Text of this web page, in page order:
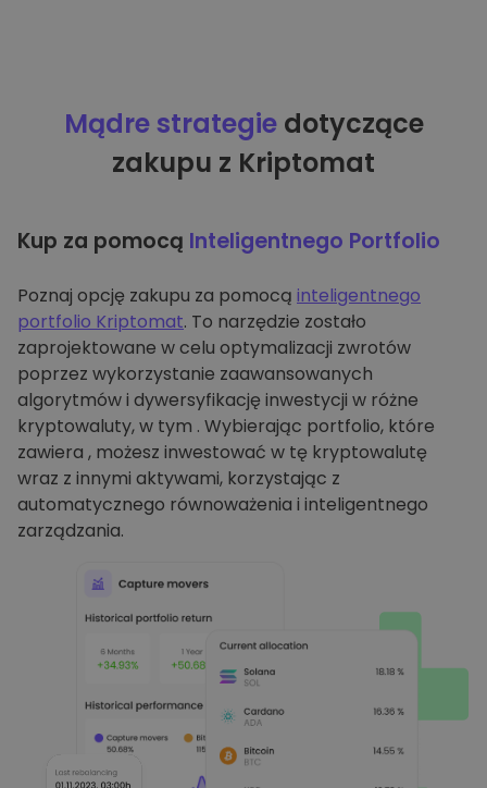
Mądre strategiedotyczące
zakupu z Kriptomat
Kup za pomocą Inteligentnego Portfolio
Poznaj opcję zakupu za pomocą inteligentnego
portfolio Kriptomat. To narzędzie zostało
zaprojektowane w celu optymalizacji zwrotów
poprzez wykorzystanie zaawansowanych
algorytmów i dywersyfikację inwestycji w różne
kryptowaluty, w tym . Wybierając portfolio, które
zawiera , możesz inwestować w tę kryptowalutę
wraz z innymi aktywami, korzystając z
automatycznego równoważenia i inteligentnego
zarządzania.